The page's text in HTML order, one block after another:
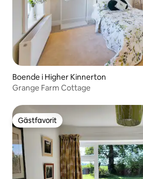
Boende i Higher Kinnerton
Grange Farm Cottage
Gästfavorit
Gästfavorit